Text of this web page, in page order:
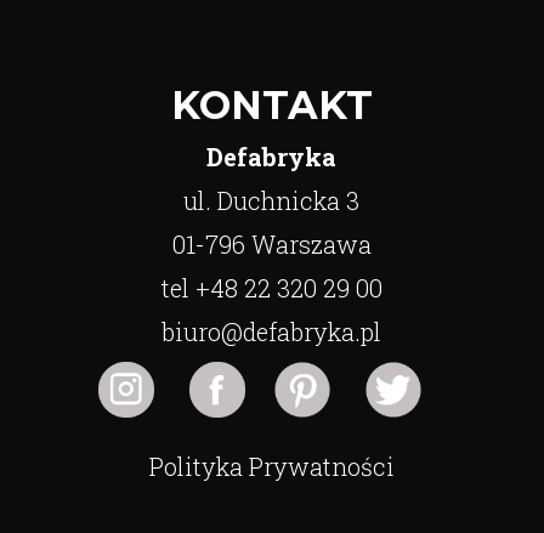
KONTAKT
Defabryka
ul. Duchnicka 3
01-796 Warszawa
tel +48 22 320 29 00
biuro@defabryka.pl
Polityka Prywatności